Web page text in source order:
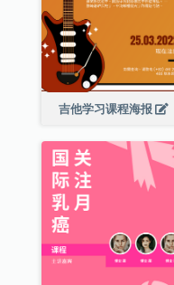
吉他学习课程海报